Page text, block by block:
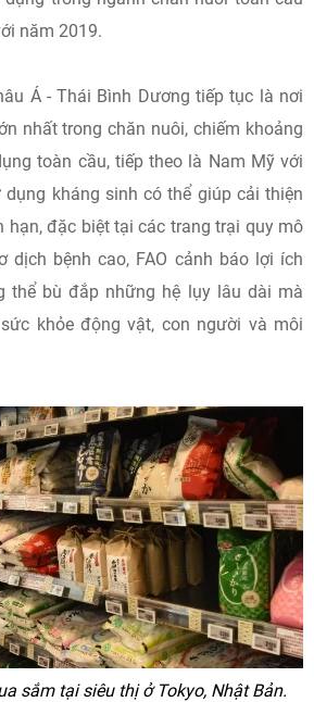
năm 2019.
Á - Thái Bình Dương tiếp tục là nơi
nhất trong chăn nuôi, chiếm khoảng
toàn cầu, tiếp theo là Nam Mỹ với
dụng kháng sinh có thể giúp cải thiện
hạn, đặc biệt tại các trang trại quy mô
dịch bệnh cao, FAO cảnh báo lợi ích
thể bù đắp những hệ lụy lâu dài mà
khỏe động vật, con người và môi
sắm tại siêu thị ở Tokyo, Nhật Bản.